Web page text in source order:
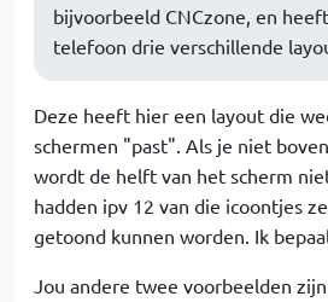
bijvoorbeeld CNCzone, en
telefoon drie verschillende
Deze heeft hier een layout die
schermen "past". Als je niet
wordt de helft van het scherm
hadden ipv 12 van die icoontjes
getoond kunnen worden. Ik
Jou andere twee voorbeelden